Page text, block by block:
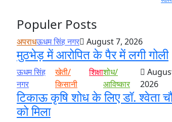
Populer Posts
अपराधऊधम सिंह नगर August 7, 2026
मुठभेड़ में आरोपित के पैर में लगी गोली
ऊधम सिंह
नगर
खेती/
किसानी
शिक्षाशोध/
आविष्कार
2026
टिकाऊ कृषि शोध के लिए डॉ. श्वेता
को मिला